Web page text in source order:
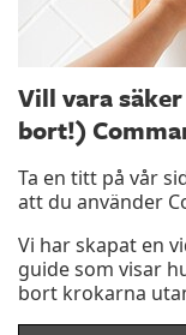
Vill vara
bort!)
Ta en titt på vår
att du använder
Vi har skapat en
guide som visar
bort krokarna